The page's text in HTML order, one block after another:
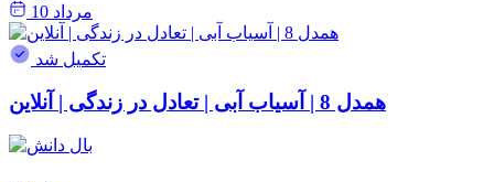
مرداد 10
تکمیل شد
همدل 8 | آسیاب آبی | تعادل در زندگی | آنلاین